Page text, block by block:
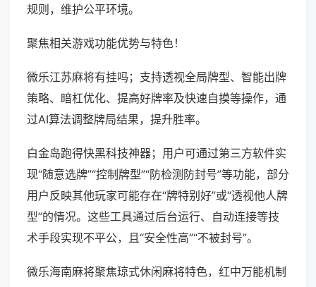
规则，维护公平环境。
聚焦相关游戏功能优势与特色！
微乐江苏麻将有挂吗；支持透视全局牌型、智能出牌
策略、暗杠优化、提高好牌率及快速自摸等操作，通
过AI算法调整牌局结果，提升胜率。
白金岛跑得快黑科技神器；用户可通过第三方软件实
现“随意选牌”“控制牌型”“防检测防封号”等功能，部分
用户反映其他玩家可能存在“牌特别好”或“透视他人牌
型”的情况。这些工具通过后台运行、自动连接等技
术手段实现不平公，且“安全性高”“不被封号”。
微乐海南麻将聚焦琼式休闲麻将特色，红中万能机制